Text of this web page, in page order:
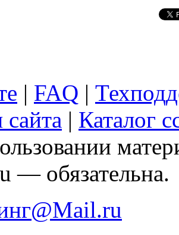
| FAQ |
| Каталог
— обязательна.